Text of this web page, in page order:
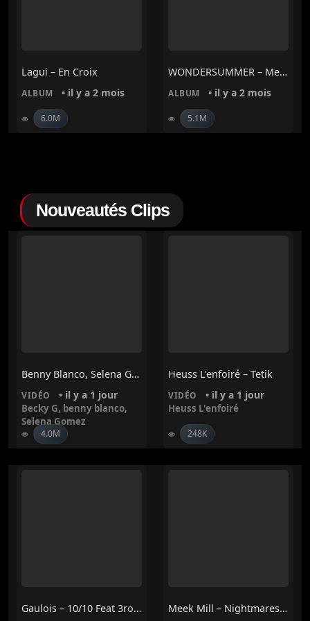
Lagui – En Croix
ALBUM • il y a 2 mois
6.0M
WONDERSUMMER – Merveille
ALBUM • il y a 2 mois
5.1M
Nouveautés Clips
Benny Blanco, Selena Gomez, Becky G – Te Olvido (La La)
VIDÉO • il y a 1 jour
Becky G, benny blanco,
Selena Gomez
4.0M
Heuss L’enfoiré – Tetik
VIDÉO • il y a 1 jour
Heuss L'enfoiré
248K
Gaulois – 10/10 Feat 3robi, Guy2bezbar Et Mensa Meek Mill – Nightmares To Dreams